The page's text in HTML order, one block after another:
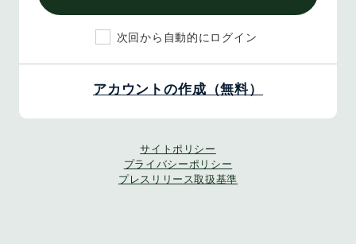
次回から自動的にログイン
アカウントの作成（無料）
サイトポリシー
プライバシーポリシー
プレスリリース取扱基準